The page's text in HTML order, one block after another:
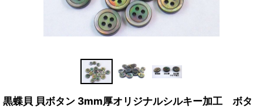
黒蝶貝 貝ボタン 3mm厚オリジナルシルキー加工 ボタ